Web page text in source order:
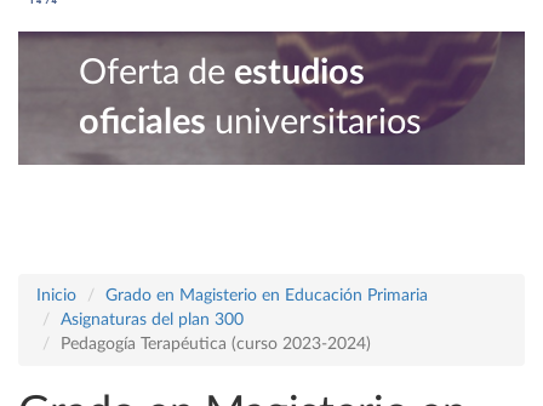
Oferta de estudios
oficiales universitarios
Inicio
Grado en Magisterio en Educación Primaria
Asignaturas del plan 300
Pedagogía Terapéutica (curso 2023-2024)